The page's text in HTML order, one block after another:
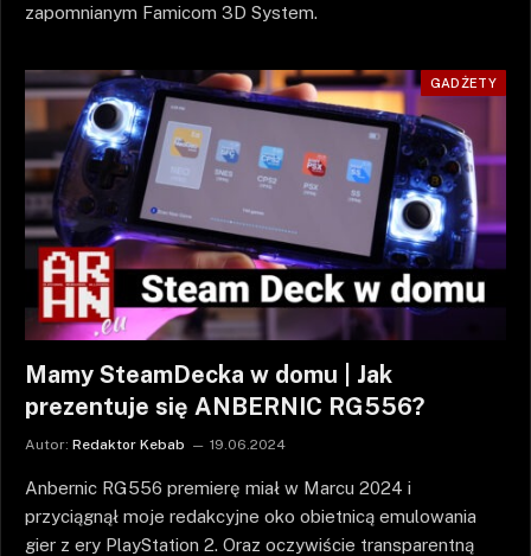
zapomnianym Famicom 3D System.
GADŻETY
Mamy SteamDecka w domu | Jak
prezentuje się ANBERNIC RG556?
Autor: Redaktor Kebab 19.06.2024
Anbernic RG556 premierę miał w Marcu 2024 i
przyciągnął moje redakcyjne oko obietnicą emulowania
gier z ery PlayStation 2. Oraz oczywiście transparentną